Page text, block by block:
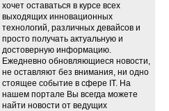
хочет оставаться в курсе всех
выходящих инновационных
технологий, различных девайсов и
просто получать актуальную и
достоверную информацию.
Ежедневно обновляющиеся новости,
не оставляют без внимания, ни одно
стоящее событие в сфере IT. На
нашем портале Вы всегда можете
найти новости от ведущих